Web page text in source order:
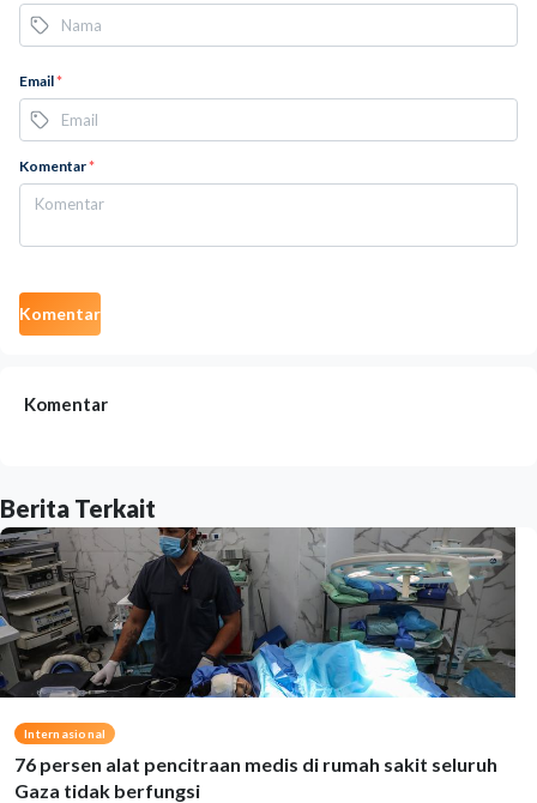
Email*
Komentar*
Komentar
Komentar
Berita Terkait
Internasional
76 persen alat pencitraan medis di rumah sakit seluruh
Gaza tidak berfungsi